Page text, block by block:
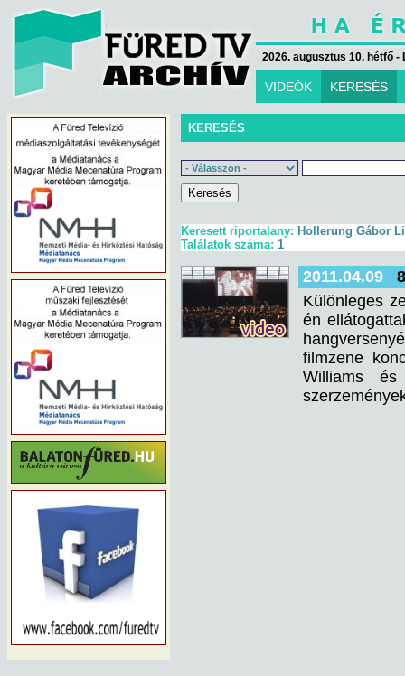
2026. augusztus 10. hétfő -
VIDEÓK KERESÉS
KERESÉS
Keresett riportalany: Hollerung Gábor
Találatok száma: 1
2011.04.09
Különleges
én
filmzene
Williams és